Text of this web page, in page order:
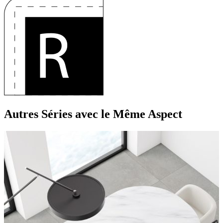
Autres Séries avec le Même Aspect